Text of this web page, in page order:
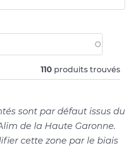
110 produits trouvés
sont par défaut issus du
de la Haute Garonne.
cette zone par le biais